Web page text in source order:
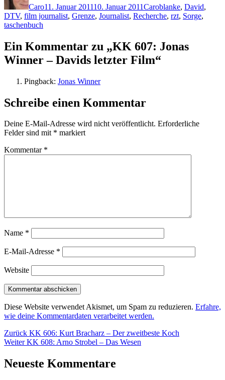
Caro11. Januar 201110. Januar 2011Caroblanke, David,
DTV, film journalist, Grenze, Journalist, Recherche, rzt, Sorge,
taschenbuch
Ein Kommentar zu „KK 607: Jonas
Winner – Davids letzter Film“
Pingback: Jonas Winner
Schreibe einen Kommentar
Deine E-Mail-Adresse wird nicht veröffentlicht. Erforderliche
Felder sind mit * markiert
Kommentar *
Name *
E-Mail-Adresse *
Website
Diese Website verwendet Akismet, um Spam zu reduzieren. Erfahre,
wie deine Kommentardaten verarbeitet werden.
Beitragsnavigation
Zurück Vorheriger
Beitrag:
KK 606: Kurt Bracharz – Der zweitbeste Koch
Weiter Nächster
KK 608: Arno Strobel – Das Wesen
Neueste Kommentare